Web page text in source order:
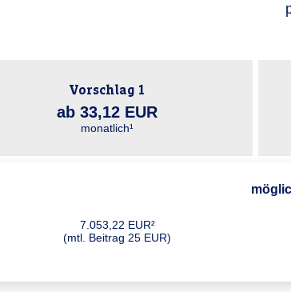
Vorschlag 1
ab 33,12 EUR
monatlich¹
7.053,22 EUR²
(mtl. Beitrag 25 EUR)